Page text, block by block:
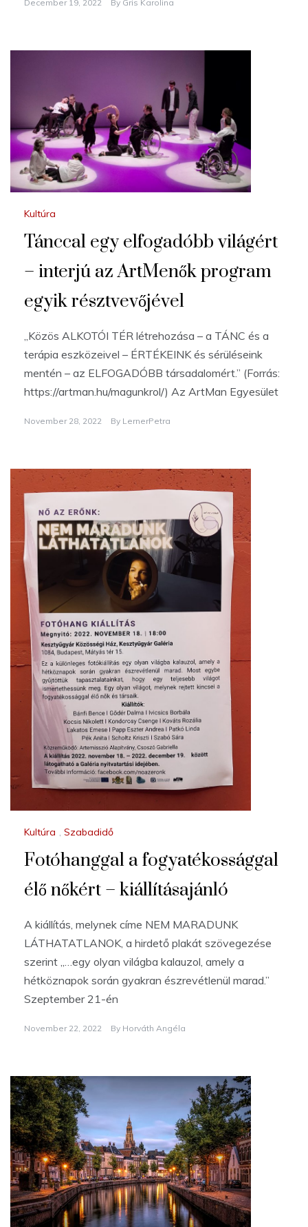
December 19, 2022 By Gris Karolina
Kultúra
Tánccal egy elfogadóbb világért
– interjú az ArtMenők program
egyik résztvevőjével
„Közös ALKOTÓI TÉR létrehozása – a TÁNC és a
terápia eszközeivel – ÉRTÉKEINK és sérüléseink
mentén – az ELFOGADÓBB társadalomért.” (Forrás:
https://artman.hu/magunkrol/) Az ArtMan Egyesület
November 28, 2022 By LernerPetra
Kultúra , Szabadidő
Fotóhanggal a fogyatékossággal
élő nőkért – kiállításajánló
A kiállítás, melynek címe NEM MARADUNK
LÁTHATATLANOK, a hirdető plakát szövegezése
szerint „…egy olyan világba kalauzol, amely a
hétköznapok során gyakran észrevétlenül marad.”
Szeptember 21-én
November 22, 2022 By Horváth Angéla